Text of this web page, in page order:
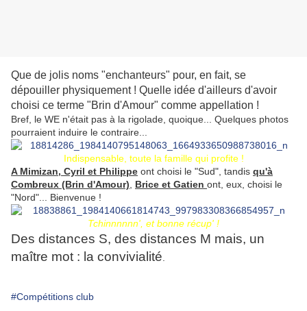
Que de jolis noms "enchanteurs" pour, en fait, se
dépouiller physiquement ! Quelle idée d'ailleurs d'avoir
choisi ce terme "Brin d'Amour" comme appellation !
Bref, le WE n'était pas à la rigolade, quoique... Quelques photos
pourraient induire le contraire...
Indispensable, toute la famille qui profite !
A Mimizan, Cyril et Philippe ont choisi le "Sud", tandis qu'à
Combreux (Brin d'Amour)
Brice et Gatien ont, eux, choisi le
"Nord"... Bienvenue !
Tchinnnnnn', et bonne récup' !
Des distances S, des distances M mais, un
maître mot : la convivialité
#Compétitions club